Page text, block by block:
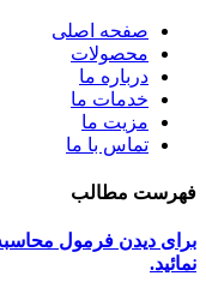
صفحه اصلی
محصولات
درباره ما
خدمات ما
مزیت ما
تماس با ما
فهرست مطالب
نمائید.